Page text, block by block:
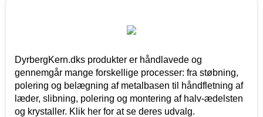
DyrbergKern.dks produkter er håndlavede og
gennemgår mange forskellige processer: fra støbning,
polering og belægning af metalbasen til håndfletning af
læder, slibning, polering og montering af halv-ædelsten
og krystaller. Klik her for at se deres udvalg.